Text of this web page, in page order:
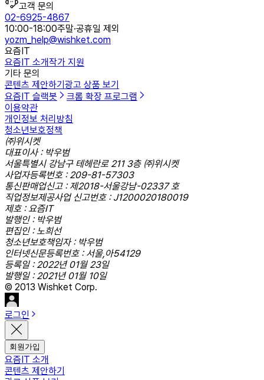
고객 문의
02-6925-4867
10:00-18:00주말·공휴일 제외
yozm_help@wishket.com
요즘IT
요즘IT 소개작가 지원
기타 문의
콘텐츠 제안하기 광고 상품 보기
요즘IT 슬랙봇
크롬 확장 프로그램
이용약관
개인정보 처리방침
청소년보호정책
㈜위시켓
대표이사 : 박우범
서울특별시 강남구 테헤란로 211 3층 ㈜위시켓
사업자등록번호 : 209-81-57303
통신판매업신고 : 제2018-서울강남-02337 호
직업정보제공사업 신고번호 : J1200020180019
제호 : 요즘IT
발행인 : 박우범
편집인 : 노희선
청소년보호책임자 : 박우범
인터넷신문등록번호 : 서울,아54129
등록일 : 2022년 01월 23일
발행일 : 2021년 01월 10일
© 2013 Wishket Corp.
로그인
회원가입
요즘IT 소개
콘텐츠 제안하기